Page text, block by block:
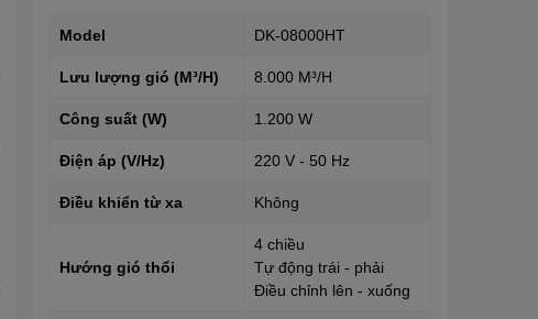
Model DK-08000HT
Lưu lượng gió (M³/H) 8.000 M³/H
Công suất (W) 1.200 W
Điện áp (V/Hz) 220 V - 50 Hz
Điều khiển từ xa Không
Hướng gió thổi
4 chiều
Tự động trái - phải
Điều chỉnh lên - xuống